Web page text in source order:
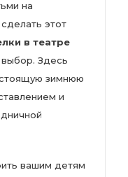
на
этот
в театре
Здесь
зимнюю
и
вашим детям